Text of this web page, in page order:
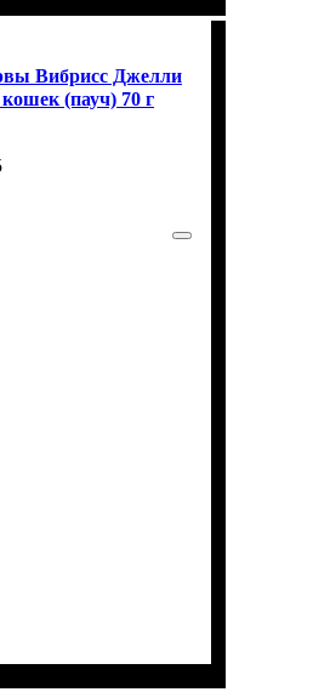
Вибрисс Джелли
(пауч) 70 г